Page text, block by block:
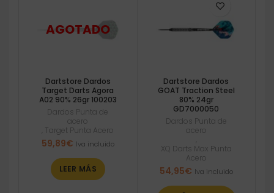
Dartstore Dardos
Target Darts Agora
A02 90% 26gr 100203
Dardos Punta de
acero
Target Punta Acero
59,89€ Iva incluido
LEER MÁS
Dartstore Dardos
GOAT Traction Steel
80% 24gr
GD7000050
Dardos Punta de
acero
XQ Darts Max Punta
Acero
54,95€ Iva incluido